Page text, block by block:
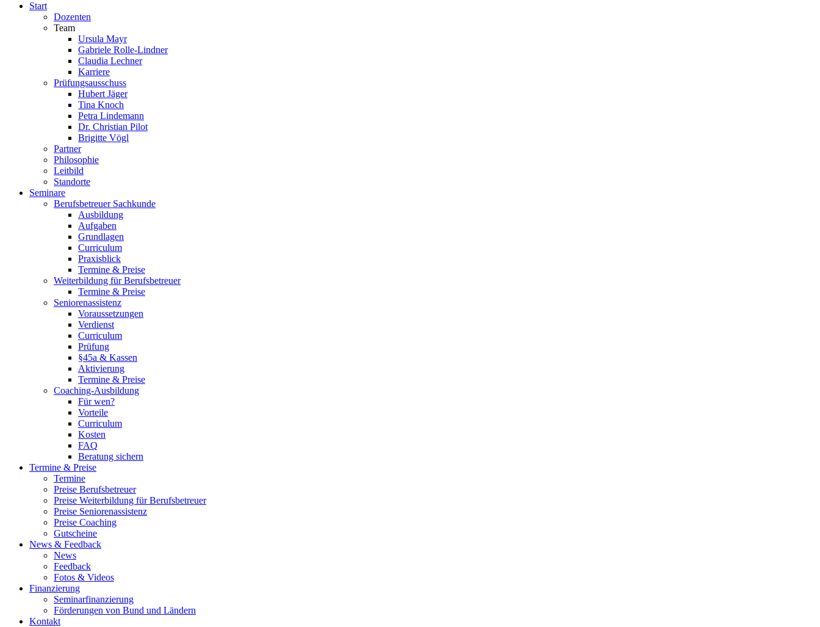
Start
Dozenten
Team
Ursula Mayr
Gabriele Rolle-Lindner
Claudia Lechner
Karriere
Prüfungsausschuss
Hubert Jäger
Tina Knoch
Petra Lindemann
Dr. Christian Pilot
Brigitte Vögl
Partner
Philosophie
Leitbild
Standorte
Seminare
Berufsbetreuer Sachkunde
Ausbildung
Aufgaben
Grundlagen
Curriculum
Praxisblick
Termine & Preise
Weiterbildung für Berufsbetreuer
Termine & Preise
Seniorenassistenz
Voraussetzungen
Verdienst
Curriculum
Prüfung
§45a & Kassen
Aktivierung
Termine & Preise
Coaching-Ausbildung
Für wen?
Vorteile
Curriculum
Kosten
FAQ
Beratung sichern
Termine & Preise
Termine
Preise Berufsbetreuer
Preise Weiterbildung für Berufsbetreuer
Preise Seniorenassistenz
Preise Coaching
Gutscheine
News & Feedback
News
Feedback
Fotos & Videos
Finanzierung
Seminarfinanzierung
Förderungen von Bund und Ländern
Kontakt